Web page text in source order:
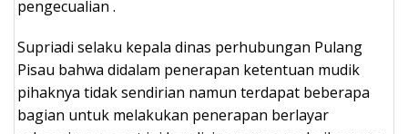
pengecualian .
Supriadi selaku kepala dinas perhubungan Pulang
Pisau bahwa didalam penerapan ketentuan mudik
pihaknya tidak sendirian namun terdapat beberapa
bagian untuk melakukan penerapan berlayar